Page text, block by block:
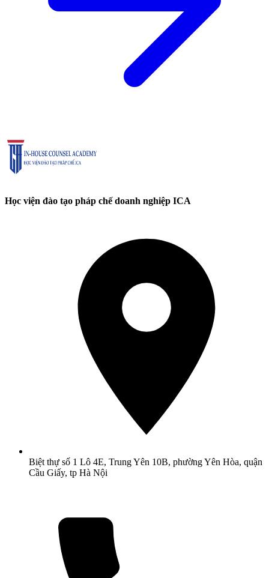
Học viện đào tạo pháp chế doanh nghiệp ICA
Biệt thự số 1 Lô 4E, Trung Yên 10B, phường Yên Hòa, quận
Cầu Giấy, tp Hà Nội